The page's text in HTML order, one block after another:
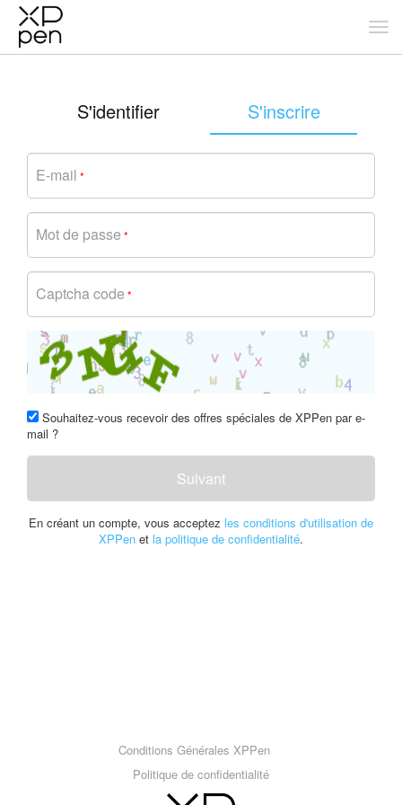
S'identifier S'inscrire
E-mail *
Mot de passe *
Captcha code *
Souhaitez-vous recevoir des offres spéciales de XPPen par e-
mail ?
Suivant
En créant un compte, vous acceptez les conditions d'utilisation de
XPPen et la politique de confidentialité.
Conditions Générales XPPen
Politique de confidentialité